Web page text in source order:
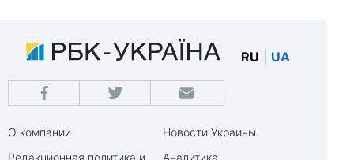
RU UA
О компании
Новости Украины